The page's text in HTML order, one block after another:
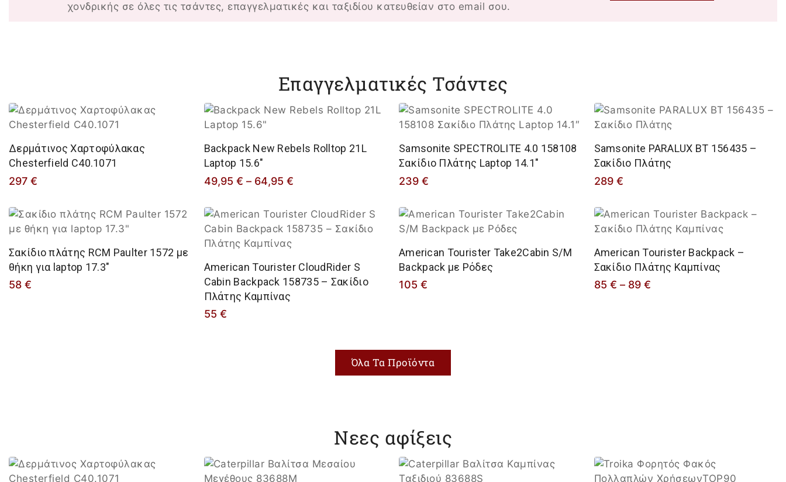
χονδρικής σε όλες τις τσάντες, επαγγελματικές και ταξιδίου κατευθείαν στο email σου.
Επαγγελματικές Τσάντες
Δερμάτινος Χαρτοφύλακας
Chesterfield C40.1071
297 €
Backpack New Rebels Rolltop 21L
Laptop 15.6″
49,95 € – 64,95 €
Samsonite SPECTROLITE 4.0 158108
Σακίδιο Πλάτης Laptop 14.1″
239 €
Samsonite PARALUX BT 156435 –
Σακίδιο Πλάτης
289 €
Σακίδιο πλάτης RCM Paulter 1572 με
θήκη για laptop 17.3″
58 €
American Tourister CloudRider S
Cabin Backpack 158735 – Σακίδιο
Πλάτης Καμπίνας
55 €
American Tourister Take2Cabin S/M
Backpack με Ρόδες
105 €
American Tourister Backpack –
Σακίδιο Πλάτης Καμπίνας
85 € – 89 €
Όλα Τα Προϊόντα
Νεες αφίξεις